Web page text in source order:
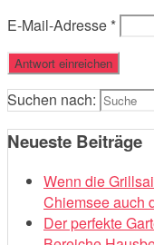
E-Mail-Adresse *
Suchen nach:
Neueste Beiträge
Wenn die
Chiemsee auch
Der perfekte